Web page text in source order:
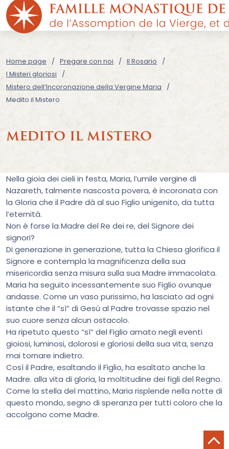
Home page Pregare con noi
Il Rosario
I Misteri gloriosi
Mistero dell’Incoronazione della Vergine Maria
Medito il Mistero
medito il mistero
Nella gioia dei cieli in festa, Maria, l’umile vergine di
Nazareth, talmente nascosta povera, è incoronata con
la Gloria che il Padre dà al suo Figlio unigenito, da tutta
l’eternità.
Non è forse la Madre del Re dei re, del Signore dei
signori?
Di generazione in generazione, tutta la Chiesa glorifica il
Signore e contempla la magnificenza della sua
misericordia senza misura sulla sua Madre immacolata.
Maria ha seguito incessantemente suo Figlio ovunque
andasse. Come un vaso purissimo, ha lasciato ad ogni
istante che il “sì” di Gesù al Padre trovasse spazio nel
suo cuore senza alcun ostacolo.
Ha ripetuto questo “sì” del Figlio amato negli eventi
gioiosi, luminosi, dolorosi e gloriosi della sua vita, senza
mai tornare indietro.
Così il Padre, esaltando il Figlio, ha esaltato anche la
Madre. alla vita di gloria, la moltitudine dei figli del Regno.
Come la stella del mattino, Maria risplende nella notte di
questo mondo, segno di speranza per tutti coloro che la
accolgono come Madre.